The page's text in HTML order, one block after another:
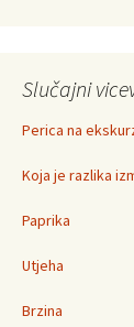
Slučajni
Perica na
Koja je razlika
Paprika
Utjeha
Brzina